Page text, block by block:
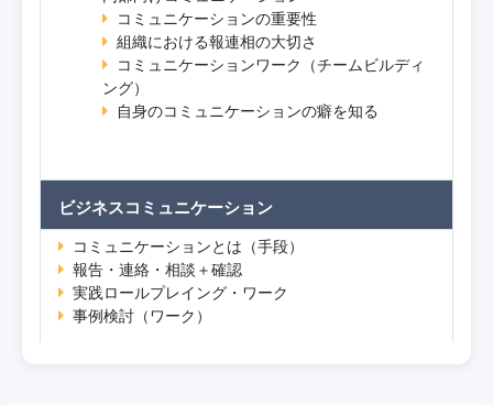
コミュニケーションの重要性
組織における報連相の大切さ
コミュニケーションワーク（チームビルディ
ング）
自身のコミュニケーションの癖を知る
ビジネスコミュニケーション
コミュニケーションとは（手段）
報告・連絡・相談＋確認
実践ロールプレイング・ワーク
事例検討（ワーク）